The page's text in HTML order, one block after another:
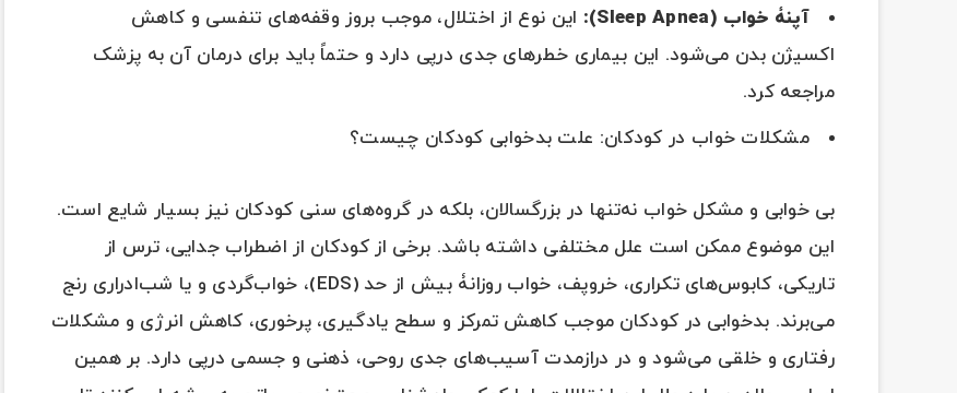
آپنۀ خواب (Sleep Apnea
): این نوع از اختلال، موجب بروز وقفه‌های تنفسی و کاهش
اکسیژن بدن می‌شود. این بیماری خطرهای جدی درپی دارد و حتماً باید برای درمان آن به پزشک
مراجعه کرد.
مشکلات خواب در کودکان: علت بدخوابی کودکان چیست؟
بی خوابی و مشکل خواب نه‌تنها در بزرگسالان، بلکه در گروه‌های سنی کودکان نیز بسیار شایع است.
این موضوع ممکن است علل مختلفی داشته باشد. برخی از کودکان از اضطراب جدایی، ترس از
تاریکی، کابوس‌های تکراری، خروپف، خواب روزانۀ بیش از حد (EDS)‌، خواب‌گردی و یا شب‌ادراری رنج
می‌برند. بدخوابی در کودکان موجب کاهش تمرکز و سطح یادگیری، پرخوری، کاهش انرژی و مشکلات
رفتاری و خلقی می‌شود و در درازمدت آسیب‌های جدی روحی، ذهنی و جسمی درپی دارد. بر همین